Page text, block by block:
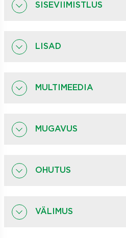
SISEVIIMISTLUS
LISAD
MULTIMEEDIA
MUGAVUS
OHUTUS
VÄLIMUS